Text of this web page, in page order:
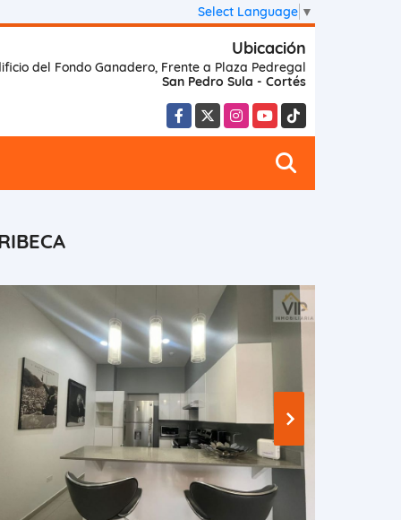
Select Language ▼
Ubicación
del Fondo Ganadero, Frente a Plaza Pedregal
San Pedro Sula - Cortés
Facebook
X InstagramYouTubeTikTok